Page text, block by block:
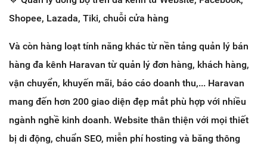
Shopee, Lazada, Tiki, chuỗi cửa hàng
Và còn hàng loạt tính năng khác từ nền tảng quản lý bán
hàng đa kênh Haravan từ quản lý đơn hàng, khách hàng,
vận chuyển, khuyến mãi, báo cáo doanh thu,... Haravan
mang đến hơn 200 giao diện đẹp mắt phù hợp với nhiều
ngành nghề kinh doanh. Website thân thiện với mọi thiết
bị di động, chuẩn SEO, miễn phí hosting và băng thông